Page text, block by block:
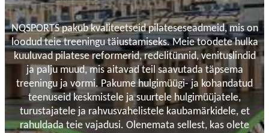
NQSPORTS pakub kvaliteetseid pilateseseadmeid, mis on
loodud teie treeningu täiustamiseks. Meie toodete hulka
kuuluvad pilatese reformerid, redelitünnid, venituslindid
ja palju muud, mis aitavad teil saavutada täpsema
treeningu ja vormi. Pakume hulgimüügi- ja kohandatud
teenuseid keskmistele ja suurtele hulgimüüjatele,
turustajatele ja rahvusvahelistele kaubamärkidele, et
rahuldada teie vajadusi. Olenemata sellest, kas olete